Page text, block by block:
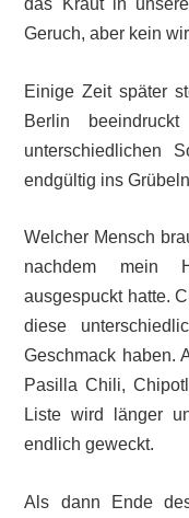
das Kraut in
Geruch, aber kein
Einige Zeit später
Berlin
unterschiedlichen
endgültig ins
Welcher Mensch
nachdem mein
ausgespuckt hatte.
diese
Geschmack haben.
Pasilla Chili,
Liste wird länger
endlich geweckt.
Als dann Ende